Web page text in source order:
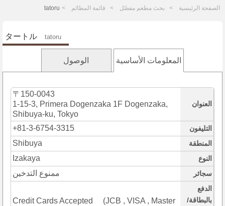
الصفحة الرئيسية بحث مطعم مفصّل قائمة المطائم tatoru
タートル tatoru
المعلومات الأساسية الوصول
العنوان
〒150-0043
1-15-3, Primera Dogenzaka 1F Dogenzaka,
Shibuya-ku, Tokyo
التليفون +81-3-6754-3315
المنطقة Shibuya
النوع Izakaya
سجائر ممنوع التدخين
الدفع
بالبطاقة/
Credit Cards Accepted (JCB , VISA , Master